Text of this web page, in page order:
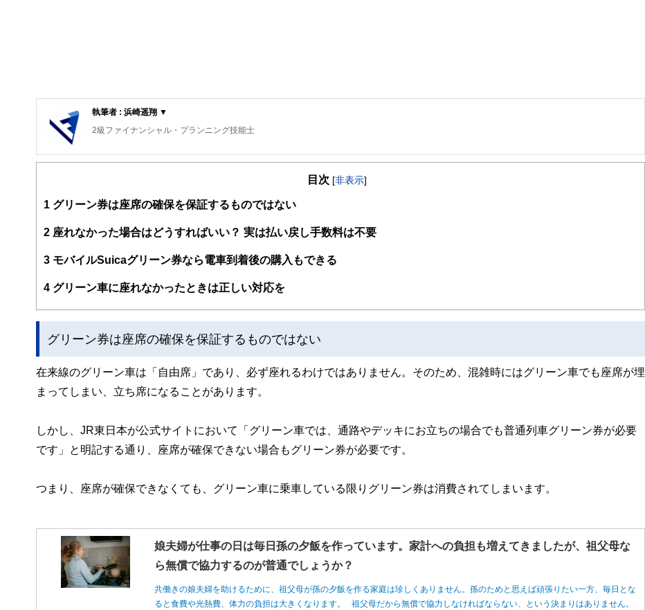
執筆者 : 浜崎遥翔 ▼
2級ファイナンシャル・プランニング技能士
目次 [非表示]
1 グリーン券は座席の確保を保証するものではない
2 座れなかった場合はどうすればいい？ 実は払い戻し手数料は不要
3 モバイルSuicaグリーン券なら電車到着後の購入もできる
4 グリーン車に座れなかったときは正しい対応を
グリーン券は座席の確保を保証するものではない
在来線のグリーン車は「自由席」であり、必ず座れるわけではありません。そのため、混雑時にはグリーン車でも座席が埋
まってしまい、立ち席になることがあります。
しかし、JR東日本が公式サイトにおいて「グリーン車では、通路やデッキにお立ちの場合でも普通列車グリーン券が必要
です」と明記する通り、座席が確保できない場合もグリーン券が必要です。
つまり、座席が確保できなくても、グリーン車に乗車している限りグリーン券は消費されてしまいます。
娘夫婦が仕事の日は毎日孫の夕飯を作っています。家計への負担も増えてきましたが、祖父母な
ら無償で協力するのが普通でしょうか？
共働きの娘夫婦を助けるために、祖父母が孫の夕飯を作る家庭は珍しくありません。孫のためと思えば頑張りたい一方、毎日とな
ると食費や光熱費、体力の負担は大きくなります。 祖父母だから無償で協力しなければならない、という決まりはありません。